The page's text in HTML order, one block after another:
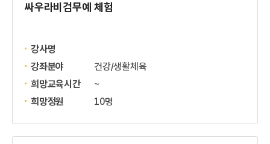
싸우라비검무예 체험
강사명
강좌분야
건강/생활체육
희망교육시간
~
희망정원
10명